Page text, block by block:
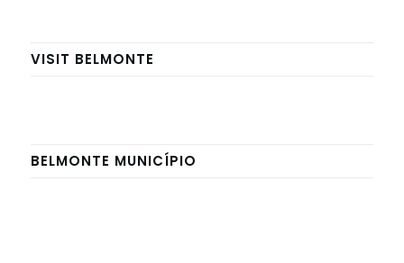
VISIT BELMONTE
BELMONTE MUNICÍPIO